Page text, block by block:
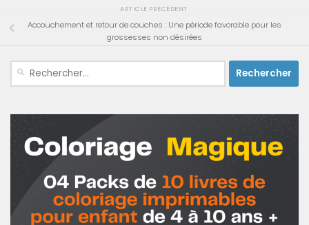
ARTICLE PRÉCÉDENT
Accouchement et retour de couches : Une période favorable pour les
grossesses non désirées
Rechercher :